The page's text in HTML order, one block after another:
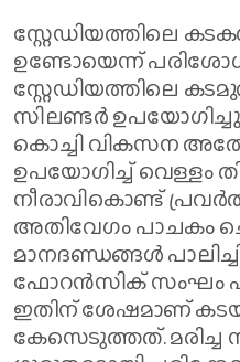
സ്റ്റേഡിയത്തിലെ
ഉണ്ടോയെന്ന്
സ്റ്റേഡിയത്തിലെ
സിലണ്ടര്‍
കൊച്ചി വികസന
ഉപയോഗിച്ച് വെള്ളം
നീരാവികൊണ്ട്
അതിവേഗം പാചകം
മാനദണ്ഡങ്ങള്‍
ഫോറന്‍സിക് സംഘം
ഇതിന് ശേഷമാണ്
കേസെടുത്തത്. മരിച്ച